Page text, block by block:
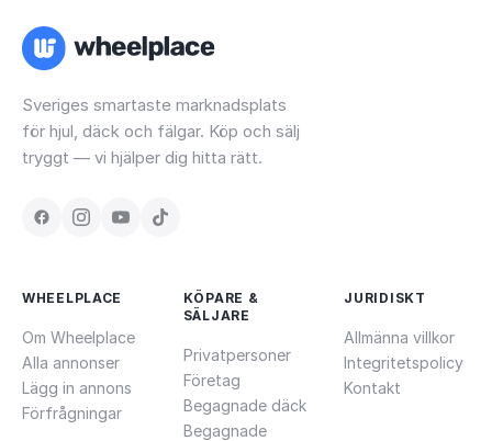
Sveriges smartaste marknadsplats
för hjul, däck och fälgar. Köp och sälj
tryggt — vi hjälper dig hitta rätt.
WHEELPLACE
Om Wheelplace
Alla annonser
Lägg in annons
Förfrågningar
KÖPARE &
SÄLJARE
Privatpersoner
Företag
Begagnade däck
Begagnade
JURIDISKT
Allmänna villkor
Integritetspolicy
Kontakt